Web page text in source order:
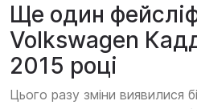
Ще один
Volkswagen
2015 році
Цього разу зміни виявилися